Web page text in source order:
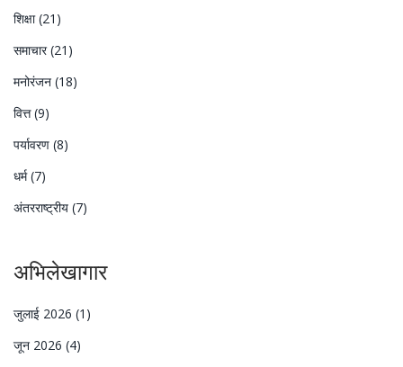
शिक्षा(21)
समाचार(21)
मनोरंजन (18)
वित्त(9)
पर्यावरण (8)
धर्म(7)
अंतरराष्ट्रीय (7)
अभिलेखागार
जुलाई 2026 (1)
जून 2026 (4)